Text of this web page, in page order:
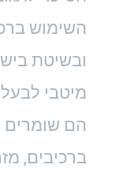
השימוש
ובשיטת
מיטבי
הם שומרים
ברכיבים,